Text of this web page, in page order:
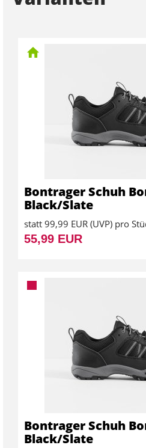
Bontrager Schuh
Black/Slate
statt 99,99 EUR (UVP) pro
55,99 EUR
Bontrager Schuh
Black/Slate